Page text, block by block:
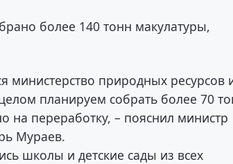
более 140 тонн макулатуры,
министерство природных ресурсов
планируем собрать более 70
на переработку, – пояснил министр
Мураев.
школы и детские сады из всех